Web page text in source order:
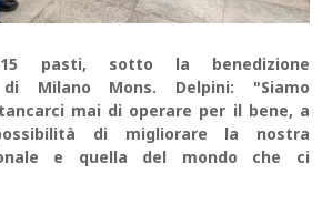
pasti, sotto la benedizione
di Milano Mons. Delpini: "Siamo
mai di operare per il bene, a
di migliorare la nostra
e quella del mondo che ci